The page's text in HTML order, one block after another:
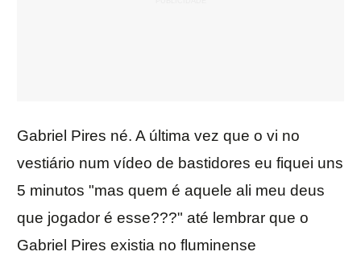
Gabriel Pires né. A última vez que o vi no
vestiário num vídeo de bastidores eu fiquei uns
5 minutos "mas quem é aquele ali meu deus
que jogador é esse???" até lembrar que o
Gabriel Pires existia no fluminense